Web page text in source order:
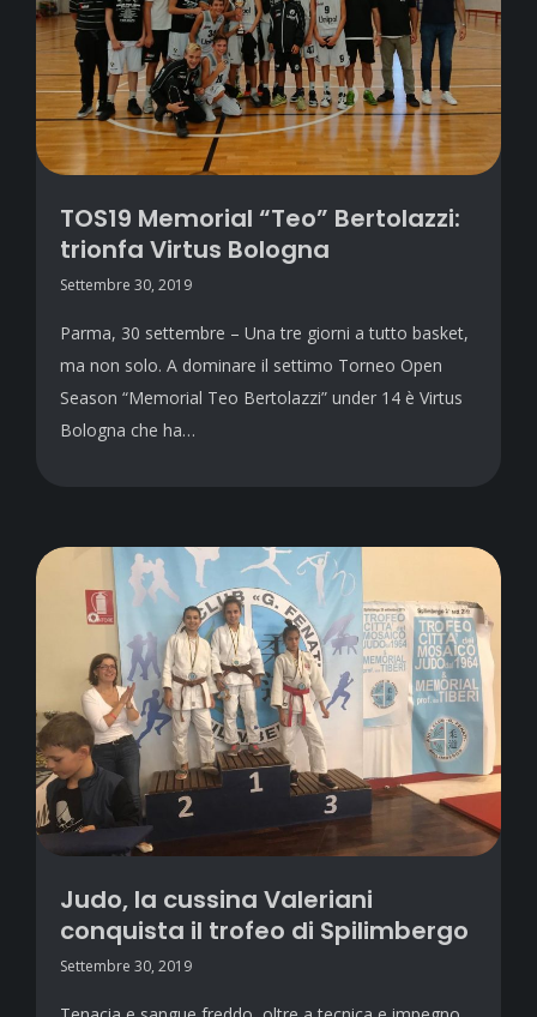
TOS19 Memorial “Teo” Bertolazzi:
trionfa Virtus Bologna
Settembre 30, 2019
Parma, 30 settembre – Una tre giorni a tutto basket,
ma non solo. A dominare il settimo Torneo Open
Season “Memorial Teo Bertolazzi” under 14 è Virtus
Bologna che ha…
Judo, la cussina Valeriani
conquista il trofeo di Spilimbergo
Settembre 30, 2019